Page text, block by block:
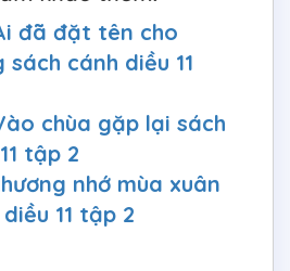
đã đặt tên cho
cánh diều 11
chùa gặp lại sách
tập 2
nhớ mùa xuân
11 tập 2